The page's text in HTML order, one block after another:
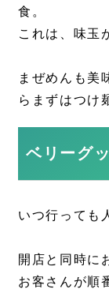
食。
これは、味玉
まぜめんも美
らまずはつけ
ベリーグ
いつ行っても
開店と同時に
お客さんが順